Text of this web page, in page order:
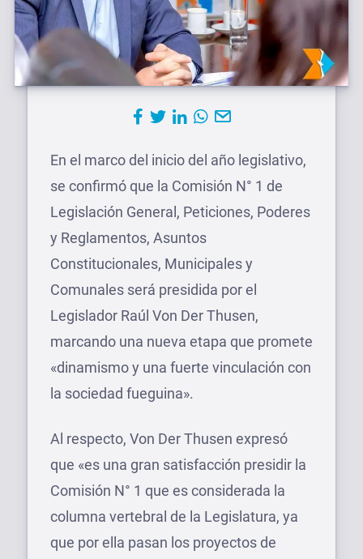
En el marco del inicio del año legislativo,
se confirmó que la Comisión N° 1 de
Legislación General, Peticiones, Poderes
y Reglamentos, Asuntos
Constitucionales, Municipales y
Comunales será presidida por el
Legislador Raúl Von Der Thusen,
marcando una nueva etapa que promete
«dinamismo y una fuerte vinculación con
la sociedad fueguina».
Al respecto, Von Der Thusen expresó
que «es una gran satisfacción presidir la
Comisión N° 1 que es considerada la
columna vertebral de la Legislatura, ya
que por ella pasan los proyectos de